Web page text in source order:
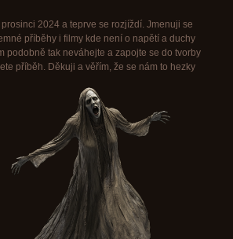
2024 a teprve se rozjíždí. Jmenuji se
příběhy i filmy kde není o napětí a duchy
podobně tak neváhejte a zapojte se do tvorby
příběh. Děkuji a věřím, že se nám to hezky